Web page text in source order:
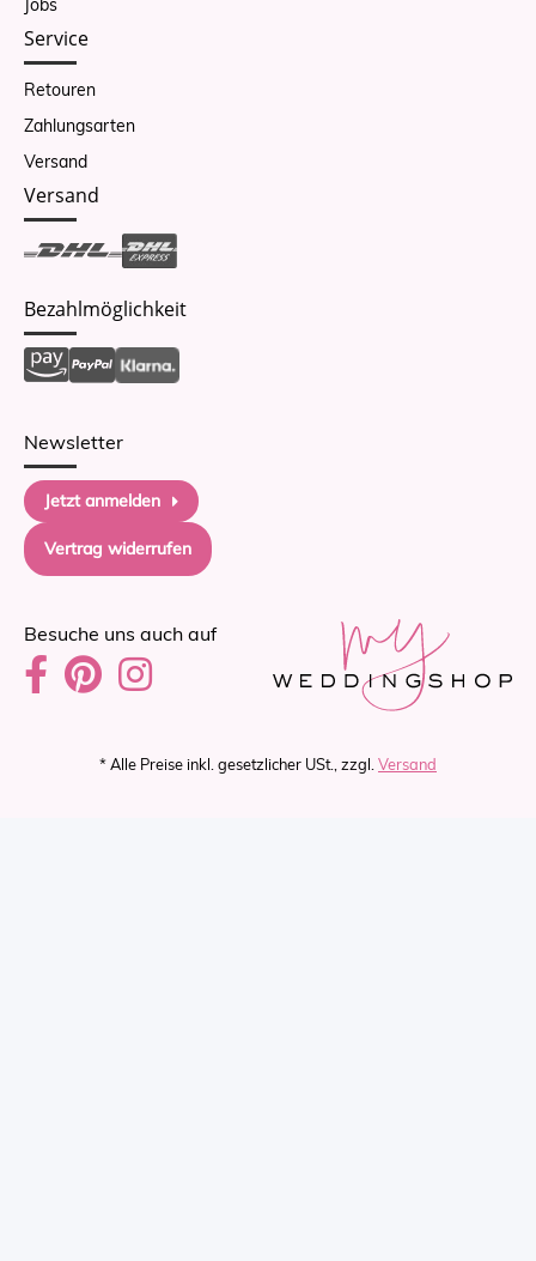
Jobs
Service
Retouren
Zahlungsarten
Versand
Versand
Bezahlmöglichkeit
Newsletter
Jetzt anmelden
Vertrag widerrufen
Besuche uns auch auf
* Alle Preise inkl. gesetzlicher USt., zzgl. Versand